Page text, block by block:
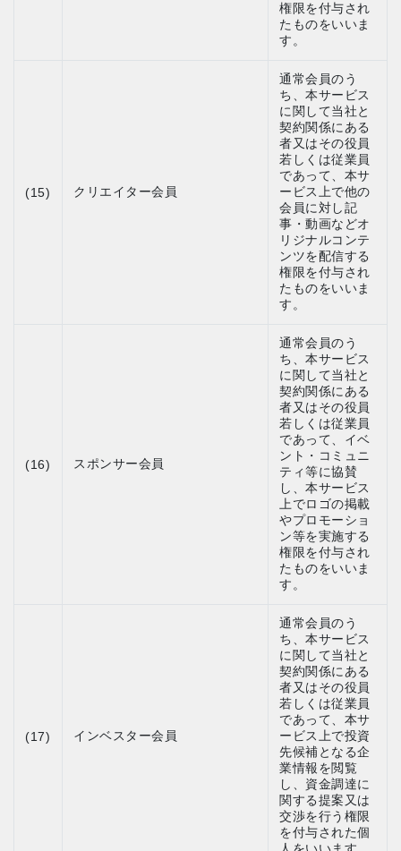
権限を付与され
たものをいいま
す。
(15) クリエイター会員
通常会員のう
ち、本サービス
に関して当社と
契約関係にある
者又はその役員
若しくは従業員
であって、本サ
ービス上で他の
会員に対し記
事・動画などオ
リジナルコンテ
ンツを配信する
権限を付与され
たものをいいま
す。
(16) スポンサー会員
通常会員のう
ち、本サービス
に関して当社と
契約関係にある
者又はその役員
若しくは従業員
であって、イベ
ント・コミュニ
ティ等に協賛
し、本サービス
上でロゴの掲載
やプロモーショ
ン等を実施する
権限を付与され
たものをいいま
す。
(17) インベスター会員
通常会員のう
ち、本サービス
に関して当社と
契約関係にある
者又はその役員
若しくは従業員
であって、本サ
ービス上で投資
先候補となる企
業情報を閲覧
し、資金調達に
関する提案又は
交渉を行う権限
を付与された個